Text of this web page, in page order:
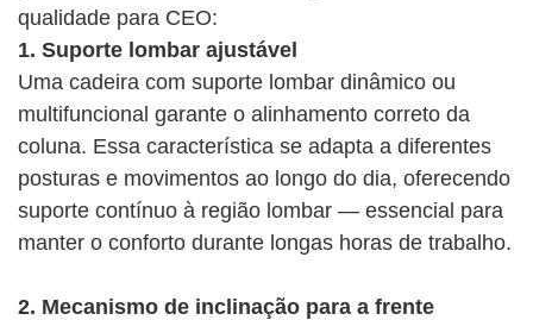
qualidade para CEO:
1. Suporte lombar ajustável
Uma cadeira com suporte lombar dinâmico ou
multifuncional garante o alinhamento correto da
coluna. Essa característica se adapta a diferentes
posturas e movimentos ao longo do dia, oferecendo
suporte contínuo à região lombar — essencial para
manter o conforto durante longas horas de trabalho.
2. Mecanismo de inclinação para a frente